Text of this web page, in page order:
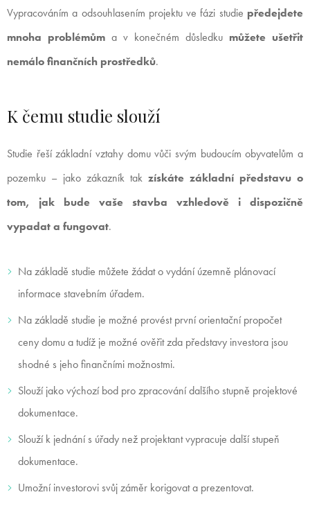
Vypracováním a odsouhlasením projektu ve fázi studie předejdete
mnoha problémům a v konečném důsledku můžete ušetřit
nemálo finančních prostředků.
K čemu studie slouží
Studie řeší základní vztahy domu vůči svým budoucím obyvatelům a
pozemku – jako zákazník tak získáte základní představu o
tom, jak bude vaše stavba vzhledově i dispozičně
vypadat a fungovat.
Na základě studie můžete žádat o vydání územně plánovací
informace stavebním úřadem.
Na základě studie je možné provést první orientační propočet
ceny domu a tudíž je možné ověřit zda představy investora jsou
shodné s jeho finančními možnostmi.
Slouží jako výchozí bod pro zpracování dalšího stupně projektové
dokumentace.
Slouží k jednání s úřady než projektant vypracuje další stupeň
dokumentace.
Umožní investorovi svůj záměr korigovat a prezentovat.